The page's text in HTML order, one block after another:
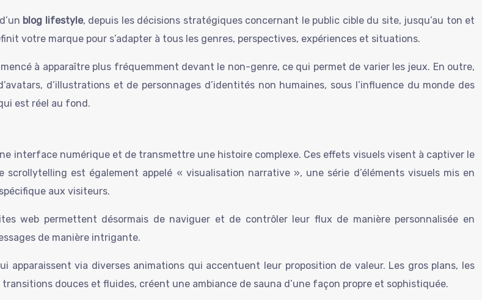
blog lifestyle, depuis les décisions stratégiques concernant le public cible du site, jusqu’au ton et
votre marque pour s’adapter à tous les genres, perspectives, expériences et situations.
à apparaître plus fréquemment devant le non-genre, ce qui permet de varier les jeux. En outre,
d’illustrations et de personnages d’identités non humaines, sous l’influence du monde des
est réel au fond.
interface numérique et de transmettre une histoire complexe. Ces effets visuels visent à captiver le
est également appelé « visualisation narrative », une série d’éléments visuels mis en
aux visiteurs.
web permettent désormais de naviguer et de contrôler leur flux de manière personnalisée en
de manière intrigante.
apparaissent via diverses animations qui accentuent leur proposition de valeur. Les gros plans, les
douces et fluides, créent une ambiance de sauna d’une façon propre et sophistiquée.